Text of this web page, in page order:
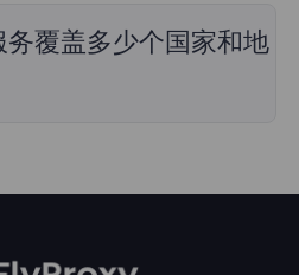
面板中自由选择和切换不同
务覆盖多少个国家和地